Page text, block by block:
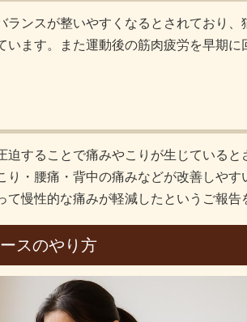
ランスが整いやすくなるとされており、
います。また運動後の筋肉疲労を早期に
迫することで痛みやこりが生じていると
り・腰痛・背中の痛みなどが改善しやす
て慢性的な痛みが軽減したというご報告
スのやり方